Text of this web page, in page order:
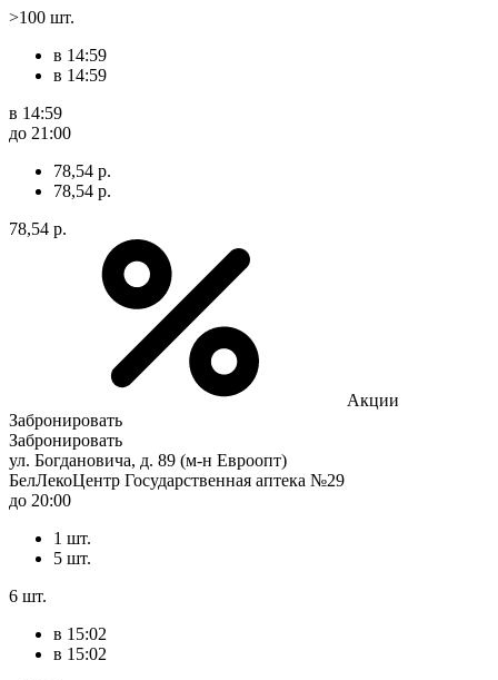
>100 шт.
в 14:59
в 14:59
в 14:59
до 21:00
78,54 р.
78,54 р.
78,54 р.
Акции
Забронировать
Забронировать
ул. Богдановича, д. 89 (м-н Евроопт)
БелЛекоЦентр Государственная аптека №29
до 20:00
1 шт.
5 шт.
6 шт.
в 15:02
в 15:02